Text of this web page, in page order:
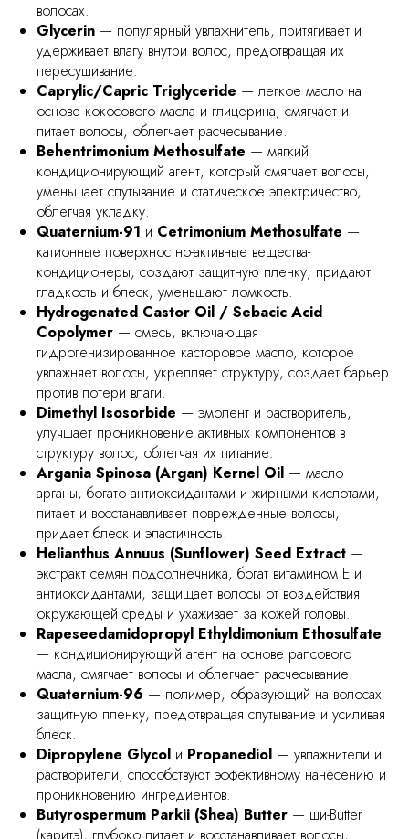
волосах.
Glycerin — популярный увлажнитель, притягивает и
удерживает влагу внутри волос, предотвращая их
пересушивание.
Caprylic/Capric Triglyceride — легкое масло на
основе кокосового масла и глицерина, смягчает и
питает волосы, облегчает расчесывание.
Behentrimonium Methosulfate — мягкий
кондиционирующий агент, который смягчает волосы,
уменьшает спутывание и статическое электричество,
облегчая укладку.
Quaternium-91 и Cetrimonium Methosulfate —
катионные поверхностно-активные вещества-
кондиционеры, создают защитную пленку, придают
гладкость и блеск, уменьшают ломкость.
Hydrogenated Castor Oil / Sebacic Acid
Copolymer — смесь, включающая
гидрогенизированное касторовое масло, которое
увлажняет волосы, укрепляет структуру, создает барьер
против потери влаги.
Dimethyl Isosorbide — эмолент и растворитель,
улучшает проникновение активных компонентов в
структуру волос, облегчая их питание.
Argania Spinosa (Argan) Kernel Oil — масло
арганы, богато антиоксидантами и жирными кислотами,
питает и восстанавливает поврежденные волосы,
придает блеск и эластичность.
Helianthus Annuus (Sunflower) Seed Extract —
экстракт семян подсолнечника, богат витамином E и
антиоксидантами, защищает волосы от воздействия
окружающей среды и ухаживает за кожей головы.
Rapeseedamidopropyl Ethyldimonium Ethosulfate
— кондиционирующий агент на основе рапсового
масла, смягчает волосы и облегчает расчесывание.
Quaternium-96 — полимер, образующий на волосах
защитную пленку, предотвращая спутывание и усиливая
блеск.
Dipropylene Glycol и Propanediol — увлажнители и
растворители, способствуют эффективному нанесению и
проникновению ингредиентов.
Butyrospermum Parkii (Shea) Butter — ши-Butter